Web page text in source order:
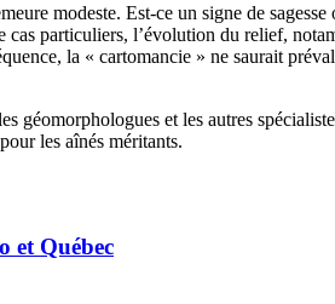
modeste. Est-ce un signe de
particuliers, l’évolution du relief,
la « cartomancie » ne saurait
et les autres
les aînés méritants.
et Québec